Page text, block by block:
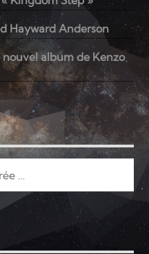
Hayward Anderson
album de Kenzo